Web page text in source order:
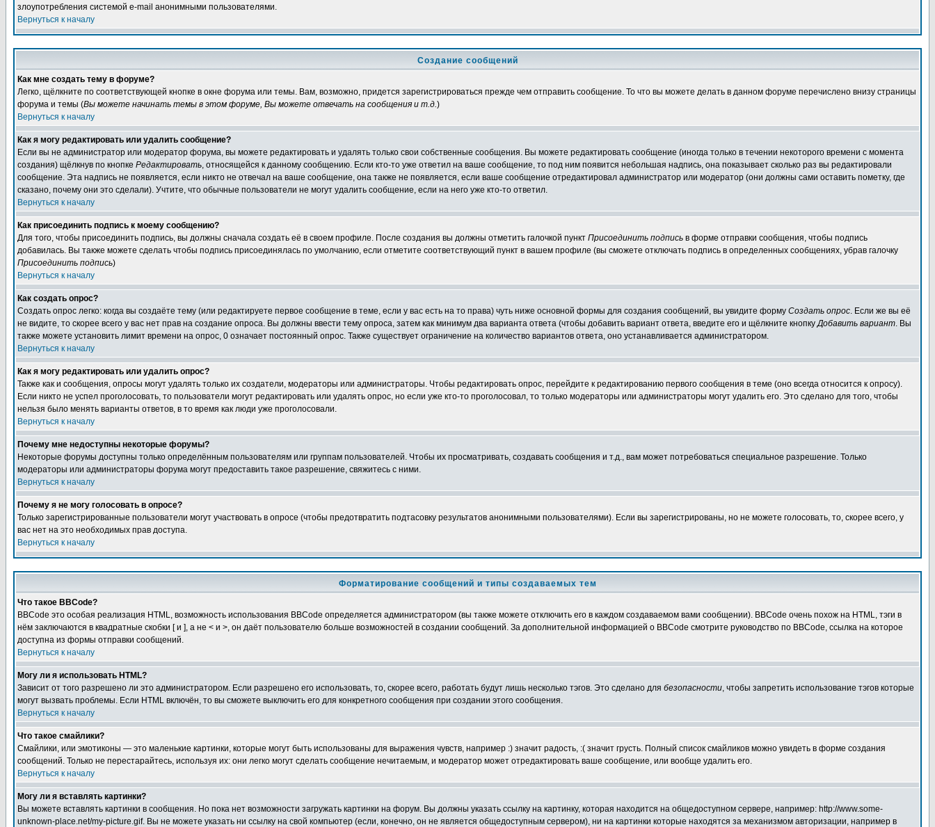
злоупотребления системой e-mail анонимными пользователями.
Вернуться к началу
Создание сообщений
Как мне создать тему в форуме?
Легко, щёлкните по соответствующей кнопке в окне форума или темы. Вам, возможно, придется зарегистрироваться прежде чем отправить сообщение. То что вы можете делать в данном форуме перечислено внизу страницы
форума и темы (Вы можете начинать темы в этом форуме, Вы можете отвечать на сообщения и т.д.)
Вернуться к началу
Как я могу редактировать или удалить сообщение?
Если вы не администратор или модератор форума, вы можете редактировать и удалять только свои собственные сообщения. Вы можете редактировать сообщение (иногда только в течении некоторого времени с момента
создания) щёлкнув по кнопке Редактировать, относящейся к данному сообщению. Если кто-то уже ответил на ваше сообщение, то под ним появится небольшая надпись, она показывает сколько раз вы редактировали
сообщение. Эта надпись не появляется, если никто не отвечал на ваше сообщение, она также не появляется, если ваше сообщение отредактировал администратор или модератор (они должны сами оставить пометку, где
сказано, почему они это сделали). Учтите, что обычные пользователи не могут удалить сообщение, если на него уже кто-то ответил.
Вернуться к началу
Как присоединить подпись к моему сообщению?
Для того, чтобы присоединить подпись, вы должны сначала создать её в своем профиле. После создания вы должны отметить галочкой пункт Присоединить подпись в форме отправки сообщения, чтобы подпись
добавилась. Вы также можете сделать чтобы подпись присоединялась по умолчанию, если отметите соответствующий пункт в вашем профиле (вы сможете отключать подпись в определенных сообщениях, убрав галочку
Присоединить подпись)
Вернуться к началу
Как создать опрос?
Создать опрос легко: когда вы создаёте тему (или редактируете первое сообщение в теме, если у вас есть на то права) чуть ниже основной формы для создания сообщений, вы увидите форму Создать опрос. Если же вы её
не видите, то скорее всего у вас нет прав на создание опроса. Вы должны ввести тему опроса, затем как минимум два варианта ответа (чтобы добавить вариант ответа, введите его и щёлкните кнопкуДобавить вариант. Вы
также можете установить лимит времени на опрос, 0 означает постоянный опрос. Также существует ограничение на количество вариантов ответа, оно устанавливается администратором.
Вернуться к началу
Как я могу редактировать или удалить опрос?
Также как и сообщения, опросы могут удалять только их создатели, модераторы или администраторы. Чтобы редактировать опрос, перейдите к редактированию первого сообщения в теме (оно всегда относится к опросу).
Если никто не успел проголосовать, то пользователи могут редактировать или удалять опрос, но если уже кто-то проголосовал, то только модераторы или администраторы могут удалить его. Это сделано для того, чтобы
нельзя было менять варианты ответов, в то время как люди уже проголосовали.
Вернуться к началу
Почему мне недоступны некоторые форумы?
Некоторые форумы доступны только определённым пользователям или группам пользователей. Чтобы их просматривать, создавать сообщения и т.д., вам может потребоваться специальное разрешение. Только
модераторы или администраторы форума могут предоставить такое разрешение, свяжитесь с ними.
Вернуться к началу
Почему я не могу голосовать в опросе?
Только зарегистрированные пользователи могут участвовать в опросе (чтобы предотвратить подтасовку результатов анонимными пользователями). Если вы зарегистрированы, но не можете голосовать, то, скорее всего, у
вас нет на это необходимых прав доступа.
Вернуться к началу
Форматирование сообщений и типы создаваемых тем
Что такое BBCode?
BBCode это особая реализация HTML, возможность использования BBCode определяется администратором (вы также можете отключить его в каждом создаваемом вами сообщении). BBCode очень похож на HTML, тэги в
нём заключаются в квадратные скобки [ и ], а не < и >, он даёт пользователю больше возможностей в создании сообщений. За дополнительной информацией о BBCode смотрите руководство по BBCode, ссылка на которое
доступна из формы отправки сообщений.
Вернуться к началу
Могу ли я использовать HTML?
Зависит от того разрешено ли это администратором. Если разрешено его использовать, то, скорее всего, работать будут лишь несколько тэгов. Это сделано для безопасности, чтобы запретить использование тэгов которые
могут вызвать проблемы. Если HTML включён, то вы сможете выключить его для конкретного сообщения при создании этого сообщения.
Вернуться к началу
Что такое смайлики?
Смайлики, или эмотиконы — это маленькие картинки, которые могут быть использованы для выражения чувств, например :) значит радость, :( значит грусть. Полный список смайликов можно увидеть в форме создания
сообщений. Только не перестарайтесь, используя их: они легко могут сделать сообщение нечитаемым, и модератор может отредактировать ваше сообщение, или вообще удалить его.
Вернуться к началу
Могу ли я вставлять картинки?
Вы можете вставлять картинки в сообщения. Но пока нет возможности загружать картинки на форум. Вы должны указать ссылку на картинку, которая находится на общедоступном сервере, например: http://www.some-
unknown-place.net/my-picture.gif. Вы не можете указать ни ссылку на свой компьютер (если, конечно, он не является общедоступным сервером), ни на картинки которые находятся за механизмом авторизации, например в